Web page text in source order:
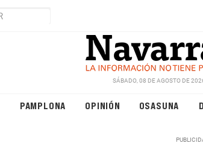
SÁBADO, 08 DE AGOSTO DE
PAMPLONA OPINIÓN OSASUNA